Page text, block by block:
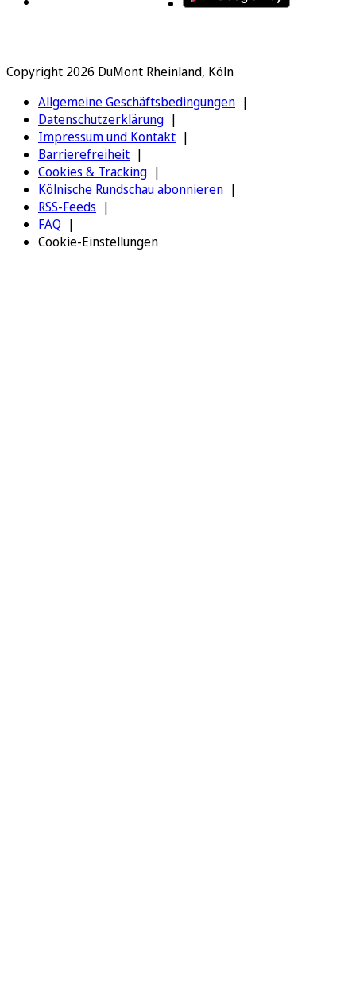
Copyright 2026 DuMont Rheinland, Köln
Allgemeine Geschäftsbedingungen
Datenschutzerklärung
Impressum und Kontakt
Barrierefreiheit
Cookies & Tracking
Kölnische Rundschau abonnieren
RSS-Feeds
FAQ
Cookie-Einstellungen